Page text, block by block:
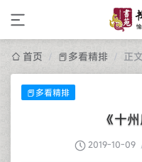
首页 / 📕多看精排 / 正文
📕多看精排
《十
2019-10-09